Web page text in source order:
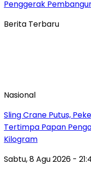
Penggerak
Berita Terbaru
Nasional
Sling Crane Putus,
Tertimpa Papan
Kilogram
Sabtu, 8 Agu 2026 -